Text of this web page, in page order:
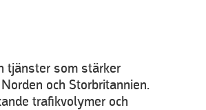
tjänster som stärker
och Storbritannien.
trafikvolymer och